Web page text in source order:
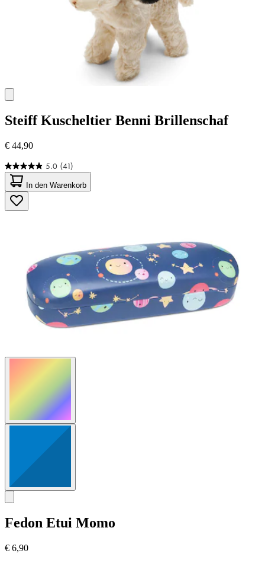
Steiff Kuscheltier Benni Brillenschaf
€ 44,90
5.0 (41)
5.0
von
5
Sternen.
41
In den Warenkorb
Fedon Etui Momo
€ 6,90